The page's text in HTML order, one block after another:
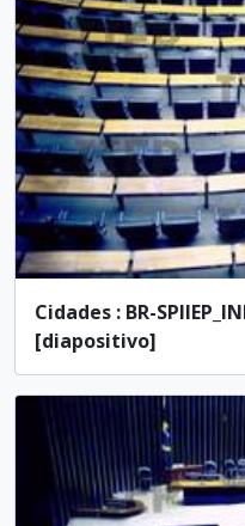
Cidades : BR-
[diapositivo]